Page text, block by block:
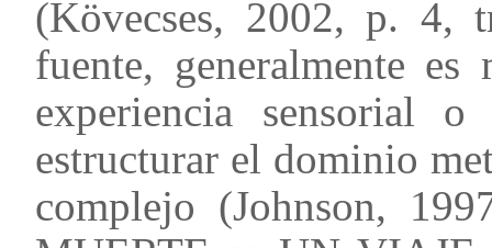
(Kövecses, 2002, p. 4,
fuente, generalmente
experiencia sensorial
estructurar el dominio
complejo (Johnson,